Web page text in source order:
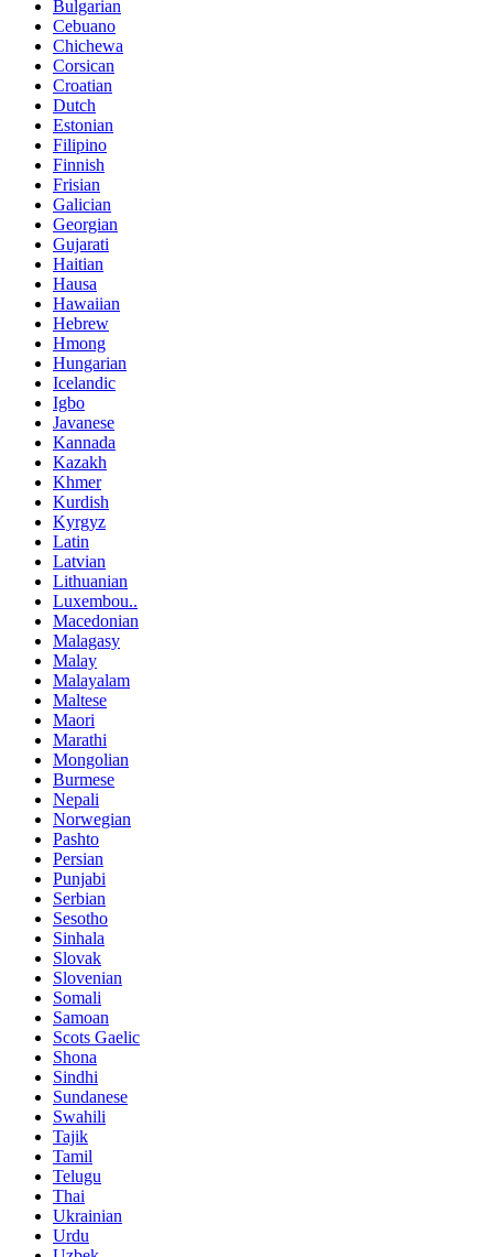
Bulgarian
Cebuano
Chichewa
Corsican
Croatian
Dutch
Estonian
Filipino
Finnish
Frisian
Galician
Georgian
Gujarati
Haitian
Hausa
Hawaiian
Hebrew
Hmong
Hungarian
Icelandic
Igbo
Javanese
Kannada
Kazakh
Khmer
Kurdish
Kyrgyz
Latin
Latvian
Lithuanian
Luxembou..
Macedonian
Malagasy
Malay
Malayalam
Maltese
Maori
Marathi
Mongolian
Burmese
Nepali
Norwegian
Pashto
Persian
Punjabi
Serbian
Sesotho
Sinhala
Slovak
Slovenian
Somali
Samoan
Scots Gaelic
Shona
Sindhi
Sundanese
Swahili
Tajik
Tamil
Telugu
Thai
Ukrainian
Urdu